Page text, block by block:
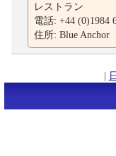
レストラン
電話: +44 (0)1984
住所: Blue Anchor
|